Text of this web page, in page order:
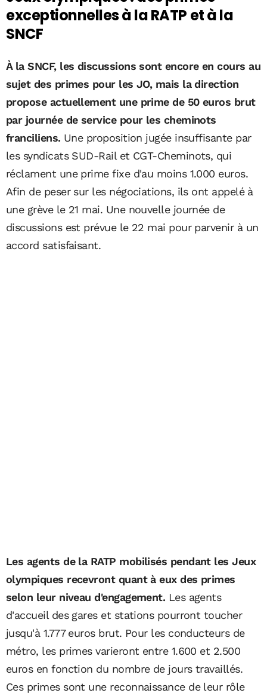
exceptionnelles à la RATP et à la
SNCF
À la SNCF, les discussions sont encore en cours au
sujet des primes pour les JO, mais la direction
propose actuellement une prime de 50 euros brut
par journée de service pour les cheminots
franciliens. Une proposition jugée insuffisante par
les syndicats SUD-Rail et CGT-Cheminots, qui
réclament une prime fixe d'au moins 1.000 euros.
Afin de peser sur les négociations, ils ont appelé à
une grève le 21 mai. Une nouvelle journée de
discussions est prévue le 22 mai pour parvenir à un
accord satisfaisant.
Les agents de la RATP mobilisés pendant les Jeux
olympiques recevront quant à eux des primes
selon leur niveau d'engagement. Les agents
d'accueil des gares et stations pourront toucher
jusqu'à 1.777 euros brut. Pour les conducteurs de
métro, les primes varieront entre 1.600 et 2.500
euros en fonction du nombre de jours travaillés.
Ces primes sont une reconnaissance de leur rôle